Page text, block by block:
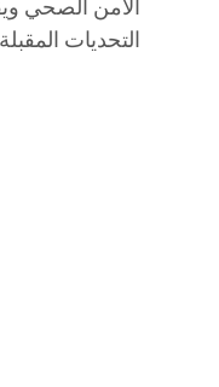
الأمن الصحي
التحديات